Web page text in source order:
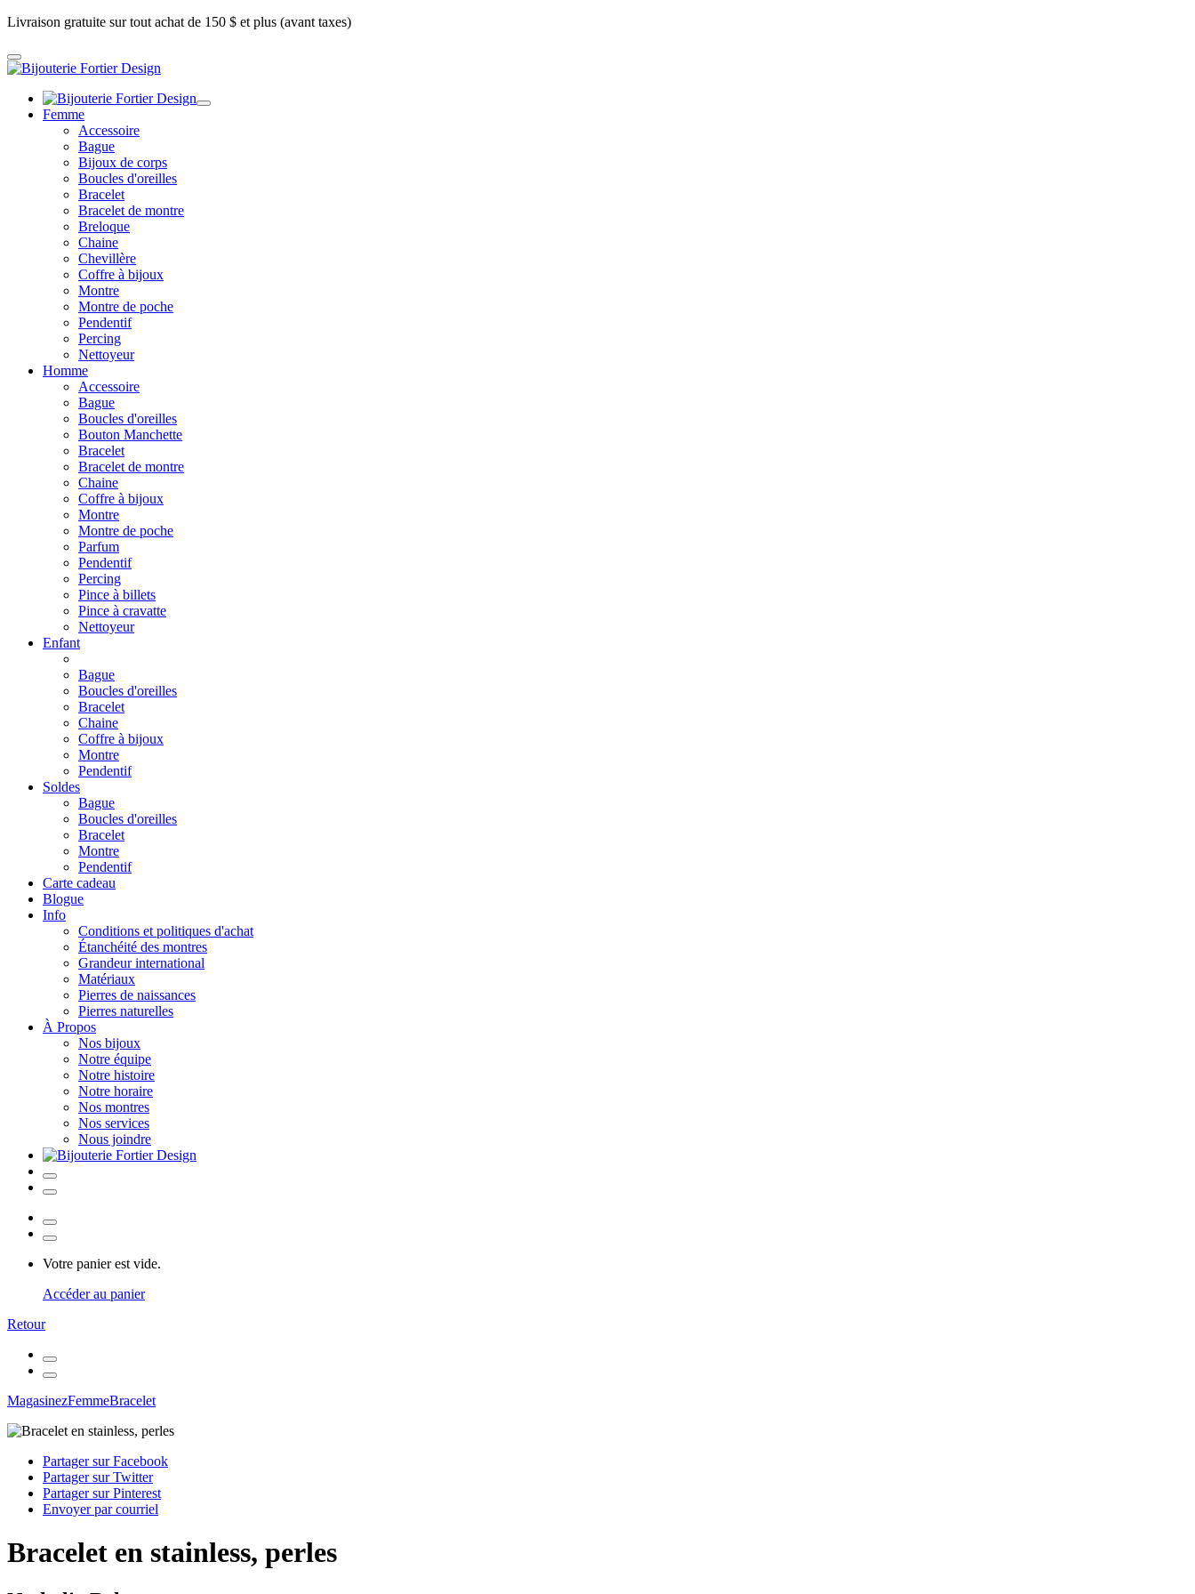
Livraison gratuite sur tout achat de 150 $ et plus (avant taxes)
Femme
Accessoire
Bague
Bijoux de corps
Boucles d'oreilles
Bracelet
Bracelet de montre
Breloque
Chaine
Chevillère
Coffre à bijoux
Montre
Montre de poche
Pendentif
Percing
Nettoyeur
Homme
Accessoire
Bague
Boucles d'oreilles
Bouton Manchette
Bracelet
Bracelet de montre
Chaine
Coffre à bijoux
Montre
Montre de poche
Parfum
Pendentif
Percing
Pince à billets
Pince à cravatte
Nettoyeur
Enfant
Bague
Boucles d'oreilles
Bracelet
Chaine
Coffre à bijoux
Montre
Pendentif
Soldes
Bague
Boucles d'oreilles
Bracelet
Montre
Pendentif
Carte cadeau
Blogue
Info
Conditions et politiques d'achat
Étanchéité des montres
Grandeur international
Matériaux
Pierres de naissances
Pierres naturelles
À Propos
Nos bijoux
Notre équipe
Notre histoire
Notre horaire
Nos montres
Nos services
Nous joindre
Votre panier est vide.
Accéder au panier
Retour
MagasinezFemmeBracelet
Partager sur Facebook
Partager sur Twitter
Partager sur Pinterest
Envoyer par courriel
Bracelet en stainless, perles